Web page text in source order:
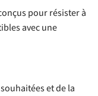
pour résister à
avec une
et de la